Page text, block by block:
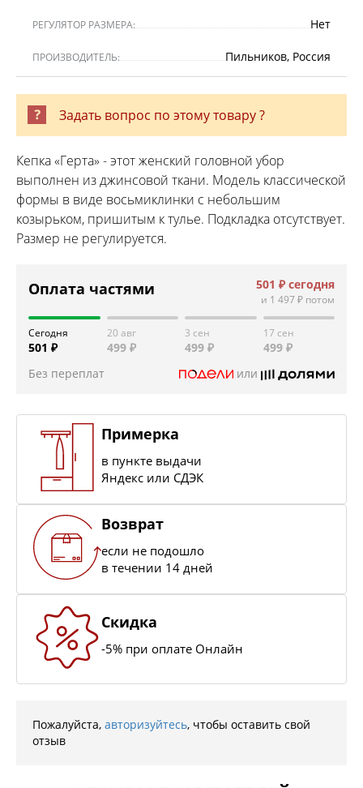
РЕГУЛЯТОР РАЗМЕРА: Нет
ПРОИЗВОДИТЕЛЬ: Пильников, Россия
Задать вопрос по этому товару ?
Кепка «Герта» - этот женский головной убор
выполнен из джинсовой ткани. Модель классической
формы в виде восьмиклинки с небольшим
козырьком, пришитым к тулье. Подкладка отсутствует.
Размер не регулируется.
Оплата частями 501 ₽ сегодня
и 1 497 ₽ потом
Сегодня
501 ₽
20 авг
499 ₽
3 сен
499 ₽
17 сен
499 ₽
Без переплат
или
Примерка
в пункте выдачи
Яндекс или СДЭК
Возврат
если не подошло
в течении 14 дней
Скидка
-5% при оплате Онлайн
Пожалуйста, авторизуйтесь, чтобы оставить свой
отзыв